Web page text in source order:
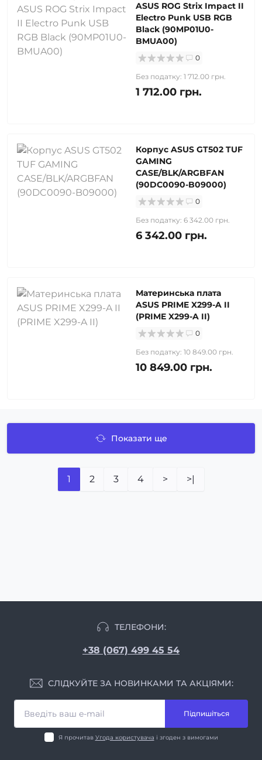
ASUS ROG Strix Impact II
Electro Punk USB RGB
Black (90MP01U0-
BMUA00)
0
Без податку: 1 712.00 грн.
1 712.00 грн.
Корпус ASUS GT502 TUF
GAMING
CASE/BLK/ARGBFAN
(90DC0090-B09000)
0
Без податку: 6 342.00 грн.
6 342.00 грн.
Материнcька плата
ASUS PRIME X299-A II
(PRIME X299-A II)
0
Без податку: 10 849.00 грн.
10 849.00 грн.
Показати ще
1 2 3 4 > >|
ТЕЛЕФОНИ:
+38 (067) 499 45 54
СЛІДКУЙТЕ ЗА НОВИНКАМИ ТА АКЦІЯМИ:
Підпишіться
Я прочитав Угода користувача і згоден з вимогами